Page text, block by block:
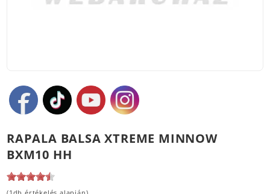
RAPALA BALSA XTREME MINNOW
BXM10 HH